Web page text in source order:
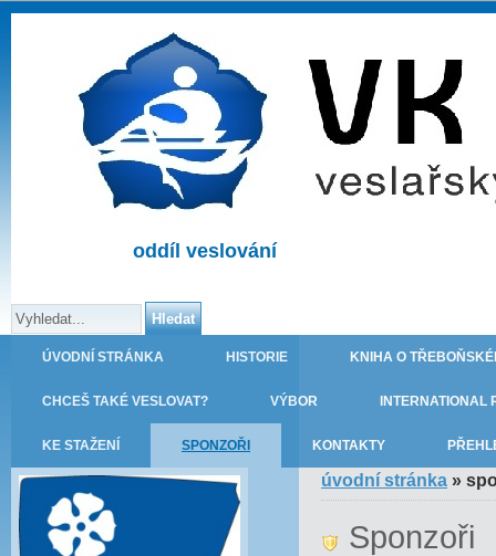
oddíl veslování
ÚVODNÍ STRÁNKA HISTORIE KNIHA O
CHCEŠ TAKÉ VESLOVAT? VÝBOR INTERNATIONAL
KE STAŽENÍ SPONZOŘI KONTAKTY
úvodní stránka »
Sponzoři